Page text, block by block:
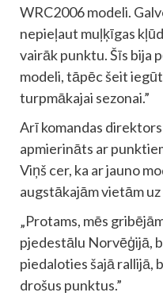
WRC2006 modeli.
nepieļaut muļķīgas
vairāk punktu. Šīs bija
modeli, tāpēc šeit
turpmākajai sezonai.”
Arī komandas
apmierināts ar
Viņš cer, ka ar jauno
augstākajām vietām
„Protams, mēs
pjedestālu Norvēģijā,
piedaloties šajā rallijā,
drošus punktus.”